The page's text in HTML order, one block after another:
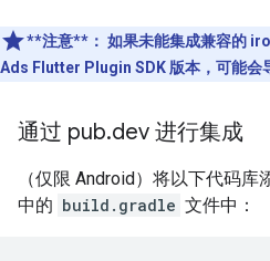
**注意**： 如果未能集成兼容的
Ads Flutter Plugin SDK 版本，可能会
通过 pub.dev 进行集成
（仅限 Android）将以下代码库
中的 build.gradle 文件中：